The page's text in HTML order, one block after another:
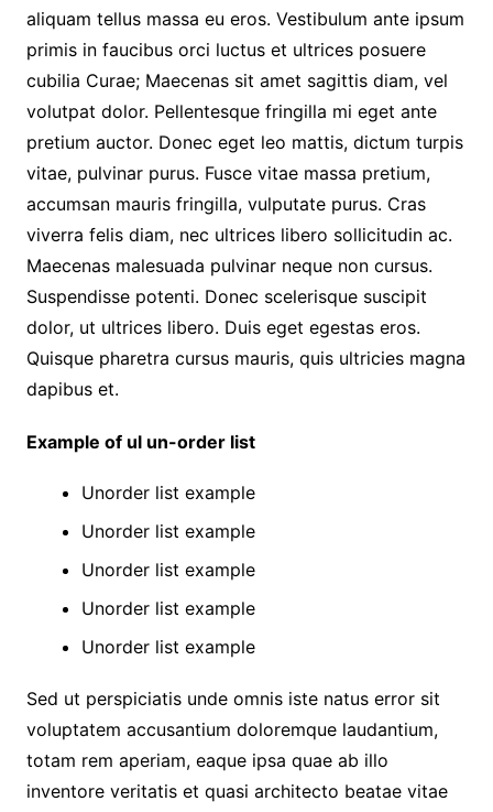
aliquam tellus massa eu eros. Vestibulum ante ipsum
primis in faucibus orci luctus et ultrices posuere
cubilia Curae; Maecenas sit amet sagittis diam, vel
volutpat dolor. Pellentesque fringilla mi eget ante
pretium auctor. Donec eget leo mattis, dictum turpis
vitae, pulvinar purus. Fusce vitae massa pretium,
accumsan mauris fringilla, vulputate purus. Cras
viverra felis diam, nec ultrices libero sollicitudin ac.
Maecenas malesuada pulvinar neque non cursus.
Suspendisse potenti. Donec scelerisque suscipit
dolor, ut ultrices libero. Duis eget egestas eros.
Quisque pharetra cursus mauris, quis ultricies magna
dapibus et.
Example of ul un-order list
Unorder list example
Unorder list example
Unorder list example
Unorder list example
Unorder list example
Sed ut perspiciatis unde omnis iste natus error sit
voluptatem accusantium doloremque laudantium,
totam rem aperiam, eaque ipsa quae ab illo
inventore veritatis et quasi architecto beatae vitae